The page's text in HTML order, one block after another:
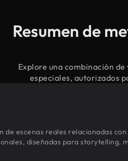
Resumen de
Explore una combinación
especiales, autorizados
de escenas reales relacionadas con
diseñadas para storytelling,